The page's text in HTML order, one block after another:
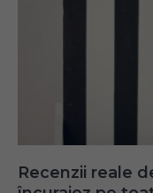
Recenzii reale